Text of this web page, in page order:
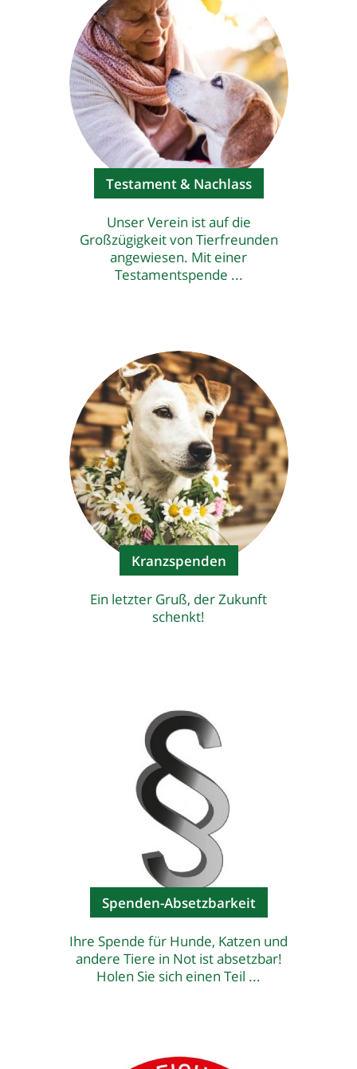
Testament & Nachlass
Unser Verein ist auf die
Großzügigkeit von Tierfreunden
angewiesen. Mit einer
Testamentspende ...
Kranzspenden
Ein letzter Gruß, der Zukunft
schenkt!
Spenden-Absetzbarkeit
Ihre Spende für Hunde, Katzen und
andere Tiere in Not ist absetzbar!
Holen Sie sich einen Teil ...